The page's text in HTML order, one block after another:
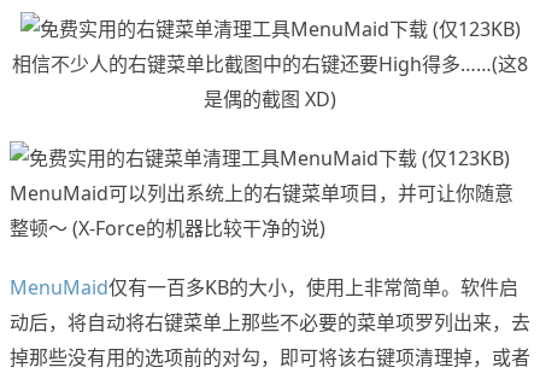
相信不少人的右键菜单比截图中的右键还要High得多……(这8
是偶的截图 XD)
MenuMaid可以列出系统上的右键菜单项目，并可让你随意
整顿～ (X-Force的机器比较干净的说)
MenuMaid仅有一百多KB的大小，使用上非常简单。软件启
动后，将自动将右键菜单上那些不必要的菜单项罗列出来，去
掉那些没有用的选项前的对勾，即可将该右键项清理掉，或者